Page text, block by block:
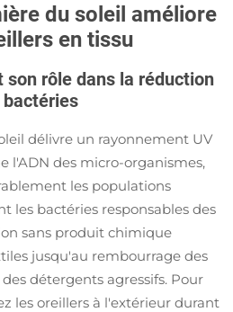
du soleil améliore
en tissu
son rôle dans la réduction
délivre un rayonnement UV
l'ADN des micro-organismes,
les populations
les bactéries responsables des
sans produit chimique
jusqu'au rembourrage des
détergents agressifs. Pour
les oreillers à l'extérieur durant